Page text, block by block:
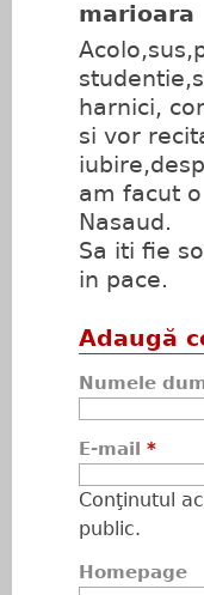
marioara
harnici,
si vor
am facut
Nasaud.
Sa iti fie
in pace.
Adaugă
Numele
E-mail *
Conţinutul
public.
Homepage